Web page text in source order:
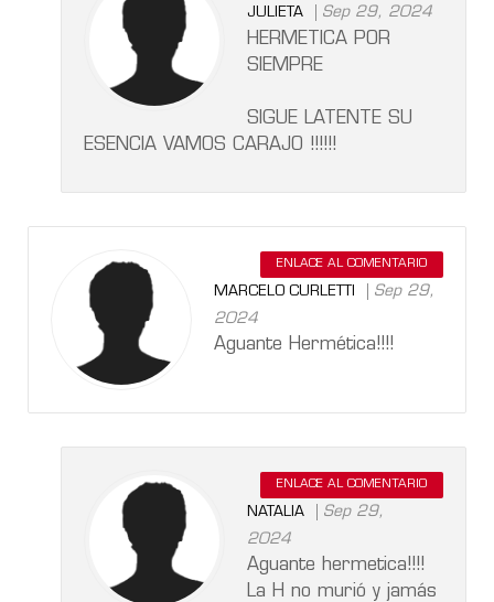
JULIETA Sep 29, 2024
HERMETICA POR
SIEMPRE
SIGUE LATENTE SU
ESENCIA VAMOS CARAJO !!!!!!
ENLACE AL COMENTARIO
MARCELO CURLETTI
Sep 29,
2024
Aguante Hermética!!!!
ENLACE AL COMENTARIO
NATALIA
Sep 29,
2024
Aguante hermetica!!!!
La H no murió y jamás